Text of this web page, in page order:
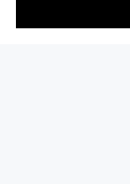
Recevez les